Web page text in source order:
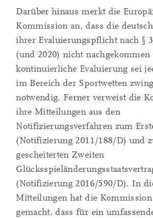
Darüber hinaus merkt die
Kommission an, dass die
ihrer Evaluierungspflicht nach §
(und 2020) nicht nachgekommen
kontinuierliche Evaluierung sei
im Bereich der Sportwetten
notwendig. Ferner verweist die
ihre Mitteilungen aus den
Notifizierungsverfahren zum
(Notifizierung 2011/188/D) und
gescheiterten Zweiten
(Notifizierung 2016/590/D). In
Mitteilungen hat die
gemacht, dass für ein